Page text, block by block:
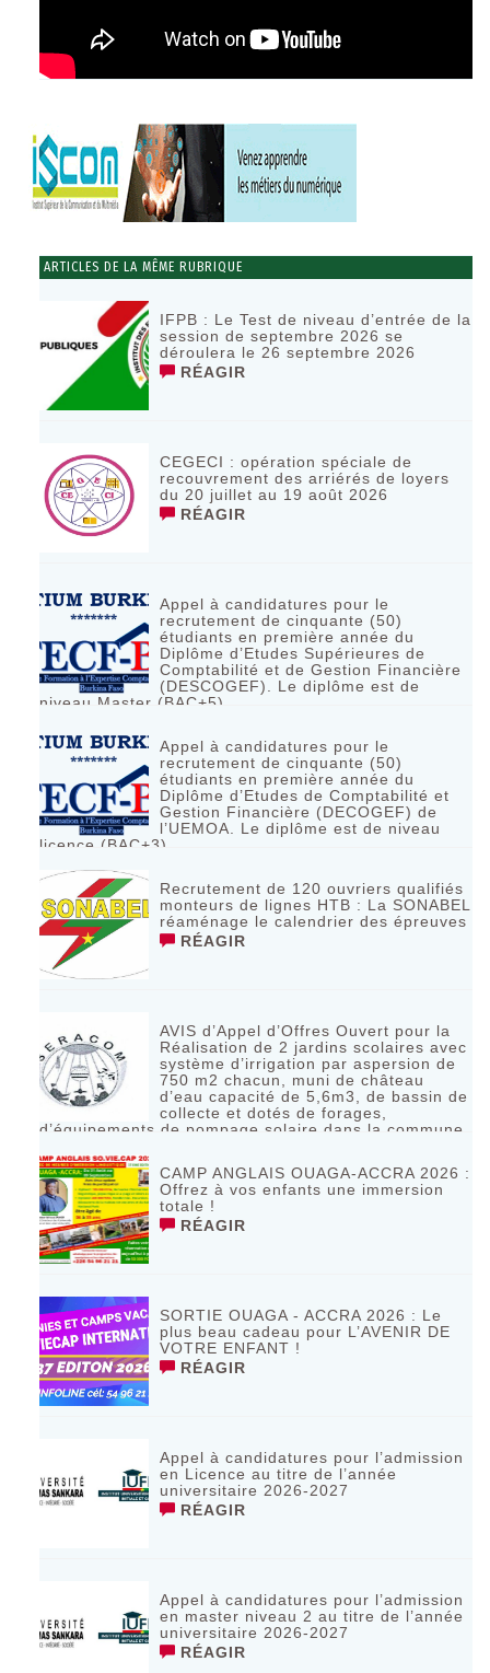
ARTICLES DE LA MÊME RUBRIQUE
IFPB : Le Test de niveau d’entrée de la
session de septembre 2026 se
déroulera le 26 septembre 2026
RÉAGIR
CEGECI : opération spéciale de
recouvrement des arriérés de loyers
du 20 juillet au 19 août 2026
RÉAGIR
Appel à candidatures pour le
recrutement de cinquante (50)
étudiants en première année du
Diplôme d’Etudes Supérieures de
Comptabilité et de Gestion Financière
(DESCOGEF). Le diplôme est de
niveau Master (BAC+5)
Appel à candidatures pour le
recrutement de cinquante (50)
étudiants en première année du
Diplôme d’Etudes de Comptabilité et
Gestion Financière (DECOGEF) de
l’UEMOA. Le diplôme est de niveau
licence (BAC+3)
Recrutement de 120 ouvriers qualifiés
monteurs de lignes HTB : La SONABEL
réaménage le calendrier des épreuves
RÉAGIR
AVIS d’Appel d’Offres Ouvert pour la
Réalisation de 2 jardins scolaires avec
système d’irrigation par aspersion de
750 m2 chacun, muni de château
d’eau capacité de 5,6m3, de bassin de
collecte et dotés de forages,
d’équipements de pompage solaire dans la commune
RÉAGIR
CAMP ANGLAIS OUAGA-ACCRA 2026 :
Offrez à vos enfants une immersion
totale !
RÉAGIR
SORTIE OUAGA - ACCRA 2026 : Le
plus beau cadeau pour L’AVENIR DE
VOTRE ENFANT !
RÉAGIR
Appel à candidatures pour l’admission
en Licence au titre de l’année
universitaire 2026-2027
RÉAGIR
Appel à candidatures pour l’admission
en master niveau 2 au titre de l’année
universitaire 2026-2027
RÉAGIR